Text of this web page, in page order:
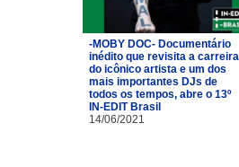
-MOBY DOC- Documentário
inédito que revisita a carreira
do icônico artista e um dos
mais importantes DJs de
todos os tempos, abre o 13º
IN-EDIT Brasil
14/06/2021